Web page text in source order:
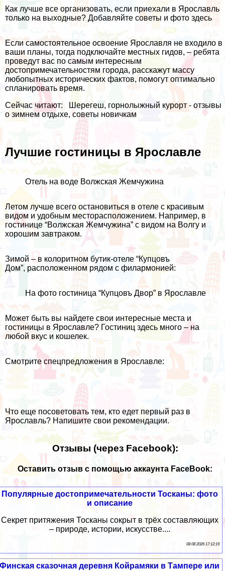
Как лучше все организовать, если приехали в Ярославль
только на выходные? Добавляйте советы и фото здесь
Если самостоятельное освоение Ярославля не входило в
ваши планы, тогда подключайте местных гидов, – ребята
проведут вас по самым интересным
достопримечательностям города, расскажут массу
любопытных исторических фактов, помогут оптимально
спланировать время.
Сейчас читают:
Шерегеш, горнолыжный курорт - отзывы
о зимнем отдыхе, советы новичкам
Лучшие гостиницы в Ярославле
Отель на воде Волжская Жемчужина
Летом лучше всего остановиться в отеле с красивым
видом и удобным месторасположением. Например, в
гостинице “Волжская Жемчужина” с видом на Волгу и
хорошим завтраком.
Зимой – в колоритном бутик-отеле “Купцовъ
Дом”, расположенном рядом с филармонией:
На фото гостиница “Купцовъ Двор” в Ярославле
Может быть вы найдете свои интересные места и
гостиницы в Ярославле? Гостиниц здесь много – на
любой вкус и кошелек.
Смотрите спецпредложения в Ярославле:
Что еще посоветовать тем, кто едет первый раз в
Ярославль?Напишите свои рекомендации.
Отзывы (через Facebook):
Оставить отзыв с помощью аккаунта FaceBook:
Популярные достопримечательности Тосканы: фото
и описание
Секрет притяжения Тосканы сокрыт в трёх составляющих
– природе, истории, искусстве....
08 08 2026 17:12:19
Финская сказочная деревня Койрамяки в Тампере или